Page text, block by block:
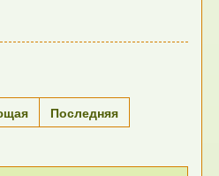
Последняя